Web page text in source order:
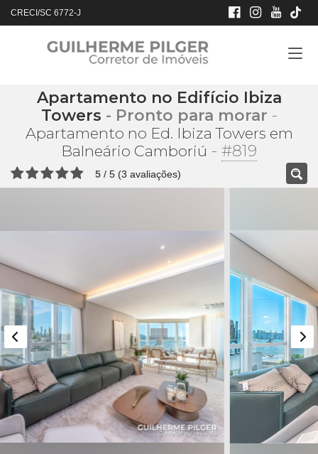
CRECI/SC 6772-J
Apartamento no Edifício Ibiza
Towers - Pronto para morar -
Apartamento no Ed. Ibiza Towers em
Balneário Camboriú - #819
5 / 5 (3 avaliações)